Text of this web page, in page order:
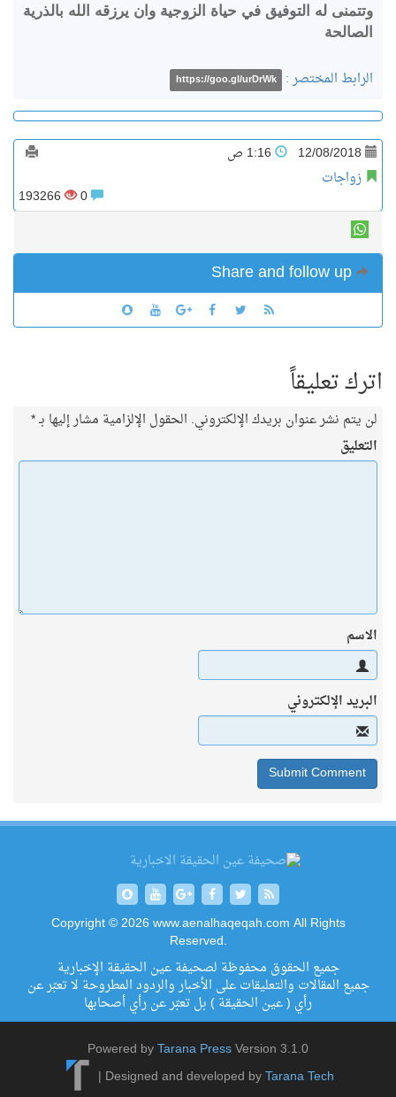
وتتمنى له التوفيق في حياة الزوجية وان يرزقه الله بالذرية
الصالحة
الرابط المختصر : https://goo.gl/urDrWk
12/08/2018
زواجات
193266
اترك تعليقاً
لن يتم نشر عنوان بريدك الإلكتروني. الحقول الإلزامية مشار إليها بـ*
التعليق
الاسم
البريد الإلكتروني
Copyright © 2026 www.aenalhaqeqah.com All Rights
Reserved.
جميع الحقوق محفوظة لصحيفة عين الحقيقة الإخبارية
جميع المقالات والتعليقات على الأخبار والردود المطروحة لا تعبّر عن
رأي ( عين الحقيقة ) بل تعبّر عن رأي أصحابها
Powered byTarana PressVersion 3.1.0
Designed and developed byTarana Tech
|